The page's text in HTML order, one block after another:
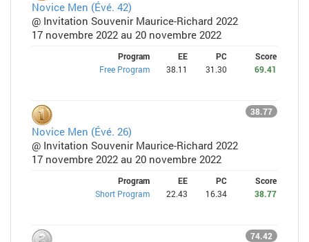
Novice Men (Évé. 42)
@ Invitation Souvenir Maurice-Richard 2022
17 novembre 2022 au 20 novembre 2022
Program EE PC
Score
Free Program
38.11 31.30 69.41
38.77
Novice Men (Évé. 26)
@ Invitation Souvenir Maurice-Richard 2022
17 novembre 2022 au 20 novembre 2022
Program EE PC
Score
Short Program
22.43 16.34 38.77
74.42